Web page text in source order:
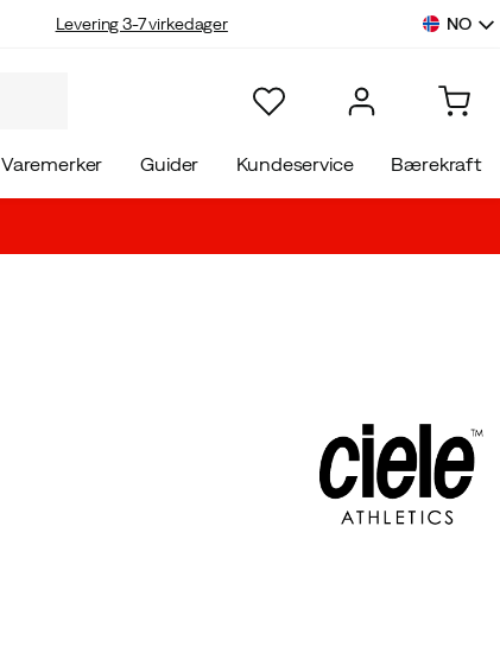
Levering 3-7 virkedager NO
Varemerker Guider Kundeservice Bærekraft